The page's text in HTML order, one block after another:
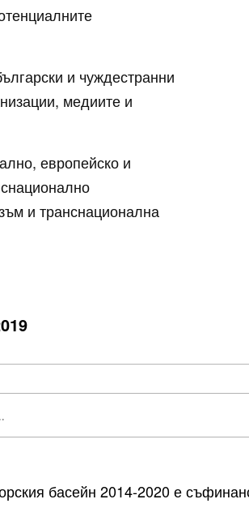
и чуждестранни
медиите и
европейско и
и транснационална
басейн 2014-2020 е